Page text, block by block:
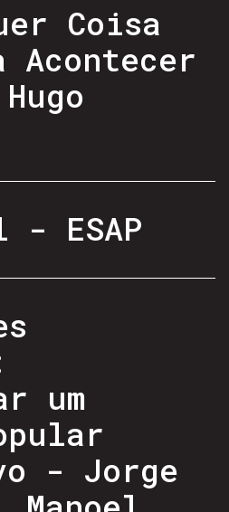
Coisa
Acontecer
- ESAP
um
- Jorge